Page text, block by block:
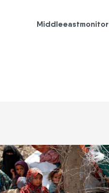
Middleeastmonitor